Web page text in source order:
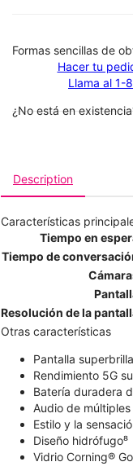
​​​​​​​Formas sencillas de
Hacer tu
Llama al 1-
¿No está en
Description
Características
Tiempo en
Tiempo de
Resolución de la
Otras características
Pantalla
Rendimiento 5G
Batería duradera
Audio de
Estilo y la
Diseño hidrófugo⁸
Vidrio Corning®